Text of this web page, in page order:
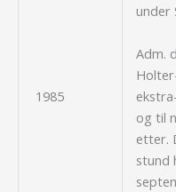
1985
under
Adm.
og til
etter.
stund